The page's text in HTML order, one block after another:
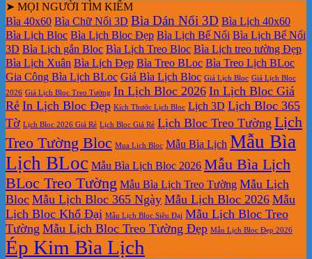
➤ MỌI NGƯỜI TÌM KIẾM
Bìa 40x60 Bìa Chữ Nổi 3D Bìa Dán Nổi 3D Bìa Lịch 40x60
Bìa Lịch Bloc Bìa Lịch Bloc Đẹp Bìa Lịch Bế Nổi Bìa Lịch Bế Nổi
3D Bìa Lịch gắn Bloc Bìa Lịch Treo Bloc Bìa Lịch treo tường Đẹp
Bìa Lịch Xuân Bìa Lịch Đẹp Bìa Treo BLoc Bìa Treo Lịch BLoc
Gia Công Bìa Lịch BLoc Giá Bìa Lịch Bloc Giá Lịch Bloc Giá Lịch Bloc
2026 Giá Lịch Bloc Treo Tường In Lịch Bloc 2026 In Lịch Bloc Giá
Rẻ In Lịch Bloc Đẹp Kích Thước Lịch Bloc Lịch 3D Lịch Bloc 365
Tờ Lịch Bloc 2026 Giá Rẻ Lịch Bloc Giá Rẻ Lịch Bloc Treo Tường Lịch
Treo Tường Bloc Mua Lich Bloc Mẫu Bìa Lịch Mẫu Bìa
Lịch BLoc Mẫu Bìa Lịch Bloc 2026 Mẫu Bìa Lịch
BLoc Treo Tường Mẫu Bìa Lịch Treo Tường Mẫu Lịch
Bloc Mẫu Lịch Bloc 365 Ngày Mẫu Lịch Bloc 2026 Mẫu
Lịch Bloc Khổ Đại Mẫu Lịch Bloc Siêu Đại Mẫu Lịch Bloc Treo
Tường Mẫu Lịch Bloc Treo Tường Đẹp Mẫu Lịch Bloc Đẹp 2026
Ép Kim Bìa Lịch